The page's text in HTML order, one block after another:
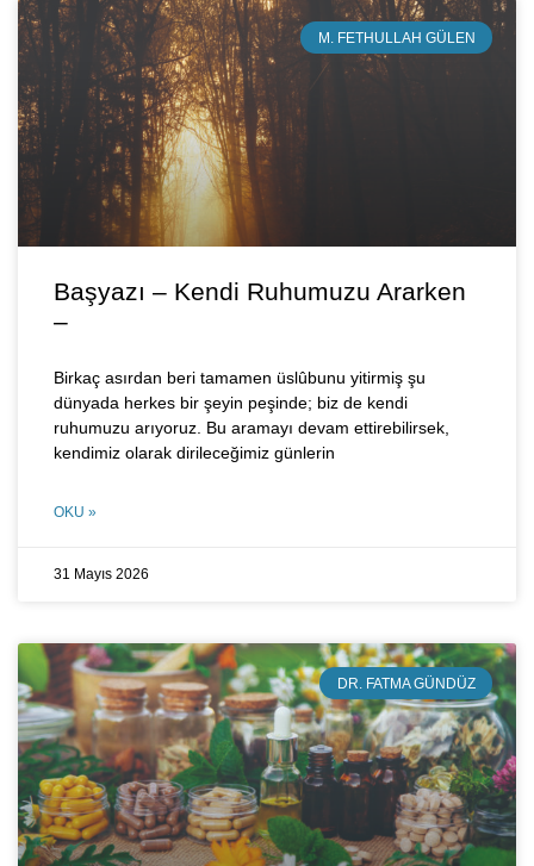
M. FETHULLAH GÜLEN
Başyazı – Kendi Ruhumuzu Ararken
–
Birkaç asırdan beri tamamen üslûbunu yitirmiş şu
dünyada herkes bir şeyin peşinde; biz de kendi
ruhumuzu arıyoruz. Bu aramayı devam ettirebilirsek,
kendimiz olarak dirileceğimiz günlerin
OKU »
31 Mayıs 2026
DR. FATMA GÜNDÜZ